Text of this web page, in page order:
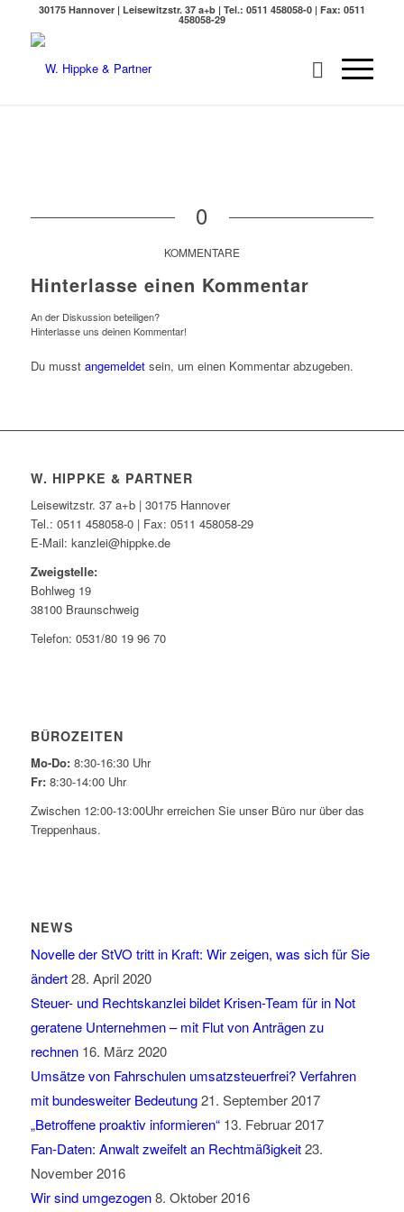
30175 Hannover | Leisewitzstr. 37 a+b | Tel.: 0511 458058-0 | Fax: 0511
458058-29
0
KOMMENTARE
Hinterlasse einen Kommentar
An der Diskussion beteiligen?
Hinterlasse uns deinen Kommentar!
Du musst angemeldetsein, um einen Kommentar abzugeben.
W. HIPPKE & PARTNER
Leisewitzstr. 37 a+b | 30175 Hannover
Tel.: 0511 458058-0 | Fax: 0511 458058-29
E-Mail: kanzlei@hippke.de
Zweigstelle:
Bohlweg 19
38100 Braunschweig
Telefon: 0531/80 19 96 70
BÜROZEITEN
Mo-Do:8:30-16:30 Uhr
Fr:8:30-14:00 Uhr
Zwischen 12:00-13:00Uhr erreichen Sie unser Büro nur über das
Treppenhaus.
NEWS
Novelle der StVO tritt in Kraft: Wir zeigen, was sich für Sie
ändert 28. April 2020
Steuer- und Rechtskanzlei bildet Krisen-Team für in Not
geratene Unternehmen – mit Flut von Anträgen zu
rechnen 16. März 2020
Umsätze von Fahrschulen umsatzsteuerfrei? Verfahren
mit bundesweiter Bedeutung 21. September 2017
„Betroffene proaktiv informieren“ 13. Februar 2017
Fan-Daten: Anwalt zweifelt an Rechtmäßigkeit 23.
November 2016
Wir sind umgezogen 8. Oktober 2016